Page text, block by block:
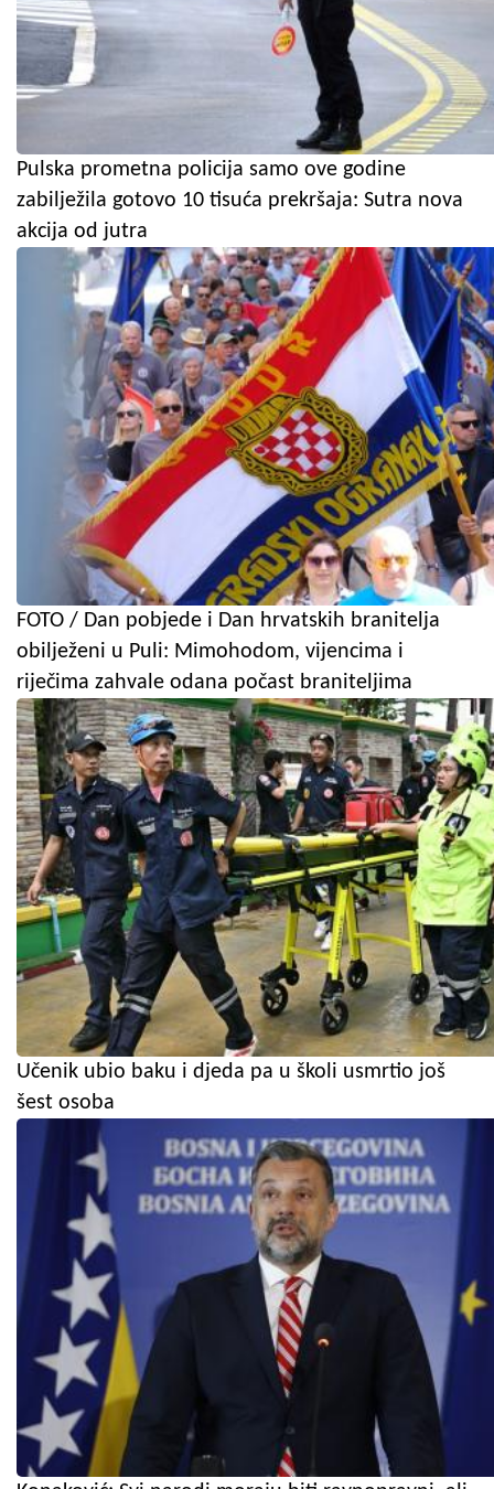
Pulska prometna policija samo ove godine
zabilježila gotovo 10 tisuća prekršaja: Sutra nova
akcija od jutra
FOTO / Dan pobjede i Dan hrvatskih branitelja
obilježeni u Puli: Mimohodom, vijencima i
riječima zahvale odana počast braniteljima
Učenik ubio baku i djeda pa u školi usmrtio još
šest osoba